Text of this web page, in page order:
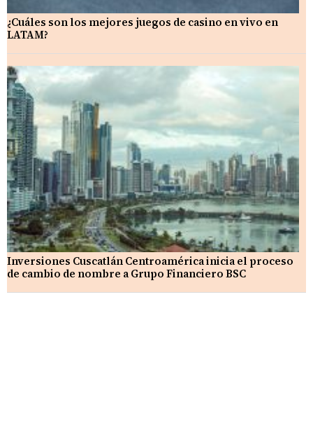
¿Cuáles son los mejores juegos de casino en vivo en
LATAM?
Inversiones Cuscatlán Centroamérica inicia el proceso
de cambio de nombre a Grupo Financiero BSC